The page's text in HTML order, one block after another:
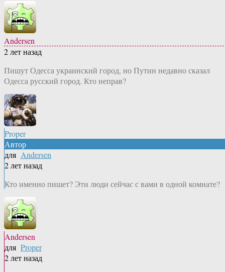
Andersen
2 лет назад
Пишут Одесса украинский город, но Путин недавно сказал
Одесса русский город. Кто неправ?
Proper
Автор
для Andersen
2 лет назад
Кто именно пишет? Эти люди сейчас с вами в одной комнате?
Andersen
для Proper
2 лет назад